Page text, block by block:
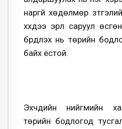
наргүй хөдөлмөр
хүүхдээ эрүүл саруул
бүрдүүлэх нь төрийн
байх ёстой.
Эхчүүдийн нийгмийн
төрийн бодлогод